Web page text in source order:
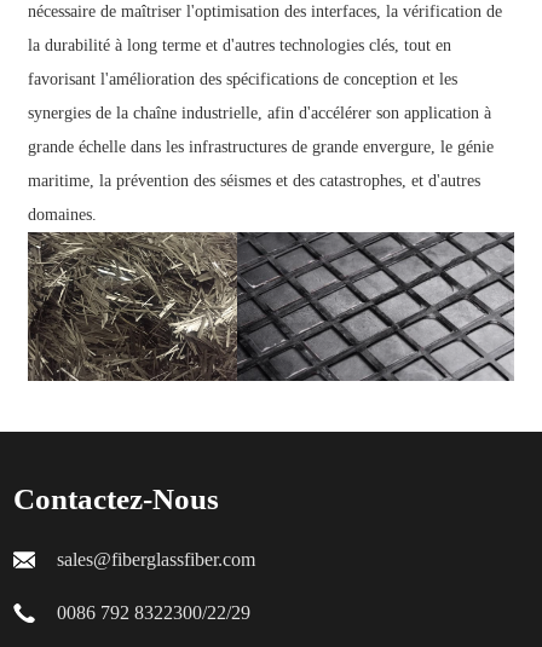
nécessaire de maîtriser l'optimisation des interfaces, la vérification de
la durabilité à long terme et d'autres technologies clés, tout en
favorisant l'amélioration des spécifications de conception et les
synergies de la chaîne industrielle, afin d'accélérer son application à
grande échelle dans les infrastructures de grande envergure, le génie
maritime, la prévention des séismes et des catastrophes, et d'autres
domaines.
Contactez-Nous
sales@fiberglassfiber.com
0086 792 8322300/22/29